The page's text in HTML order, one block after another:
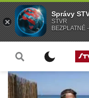
Správy
STVR
BEZPLATNÉ